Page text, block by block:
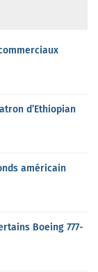
d’Ethiopian
américain
Boeing 777-